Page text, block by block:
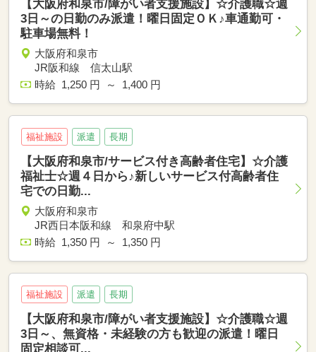
【大阪府和泉市/障がい者支援施設】☆介護職☆週
3日～の日勤のみ派遣！曜日固定ＯＫ♪車通勤可・
駐車場無料！
大阪府和泉市
JR阪和線 信太山駅
時給 1,250 円 ～ 1,400 円
福祉施設 派遣 長期
【大阪府和泉市/サービス付き高齢者住宅】☆介護
福祉士☆週４日から♪新しいサービス付高齢者住
宅での日勤...
大阪府和泉市
JR西日本阪和線 和泉府中駅
時給 1,350 円 ～ 1,350 円
福祉施設 派遣 長期
【大阪府和泉市/障がい者支援施設】☆介護職☆週
3日～、無資格・未経験の方も歓迎の派遣！曜日
固定相談可...